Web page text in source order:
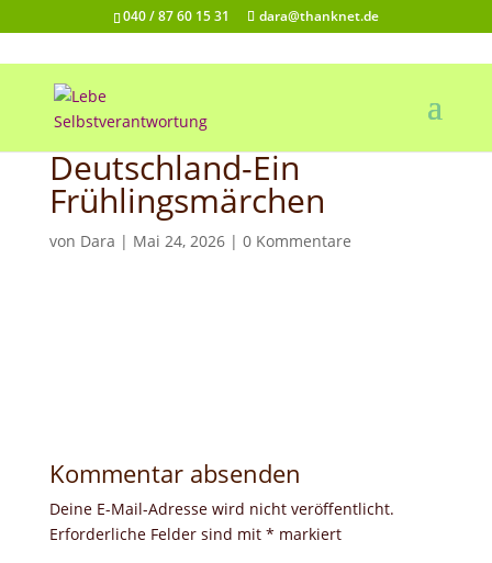
040 / 87 60 15 31 dara@thanknet.de
Deutschland-Ein
Frühlingsmärchen
von Dara | Mai 24, 2026| 0 Kommentare
Kommentar absenden
Deine E-Mail-Adresse wird nicht veröffentlicht.
Erforderliche Felder sind mit * markiert